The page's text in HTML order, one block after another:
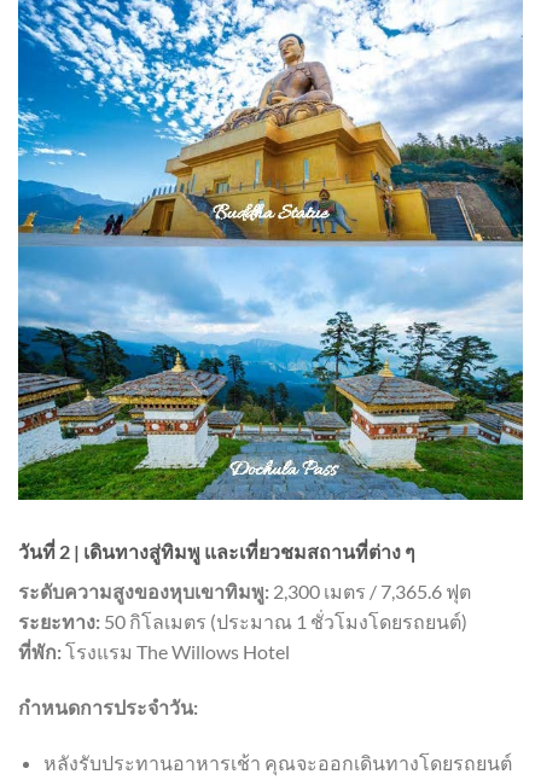
วันที่ 2 | เดินทางสู่ทิมพู และเที่ยวชมสถานที่ต่าง ๆ
ระดับความสูงของหุบเขาทิมพู: 2,300 เมตร / 7,365.6 ฟุต
ระยะทาง: 50 กิโลเมตร (ประมาณ 1 ชั่วโมงโดยรถยนต์)
ที่พัก:โรงแรม The Willows Hotel
กำหนดการประจำวัน:
หลังรับประทานอาหารเช้า คุณจะออกเดินทางโดยรถยนต์